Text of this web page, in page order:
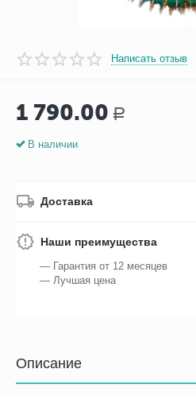
Написать отзыв
1 790.00 Р
В наличии
Доставка
Наши преимущества
— Гарантия от 12 месяцев
— Лучшая цена
Описание